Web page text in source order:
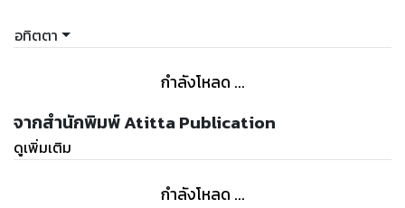
จำมากยิ่งขึ้น
อทิตตา
กำลังโหลด ...
จากสำนักพิมพ์ Atitta Publication
ดูเพิ่มเติม
กำลังโหลด ...